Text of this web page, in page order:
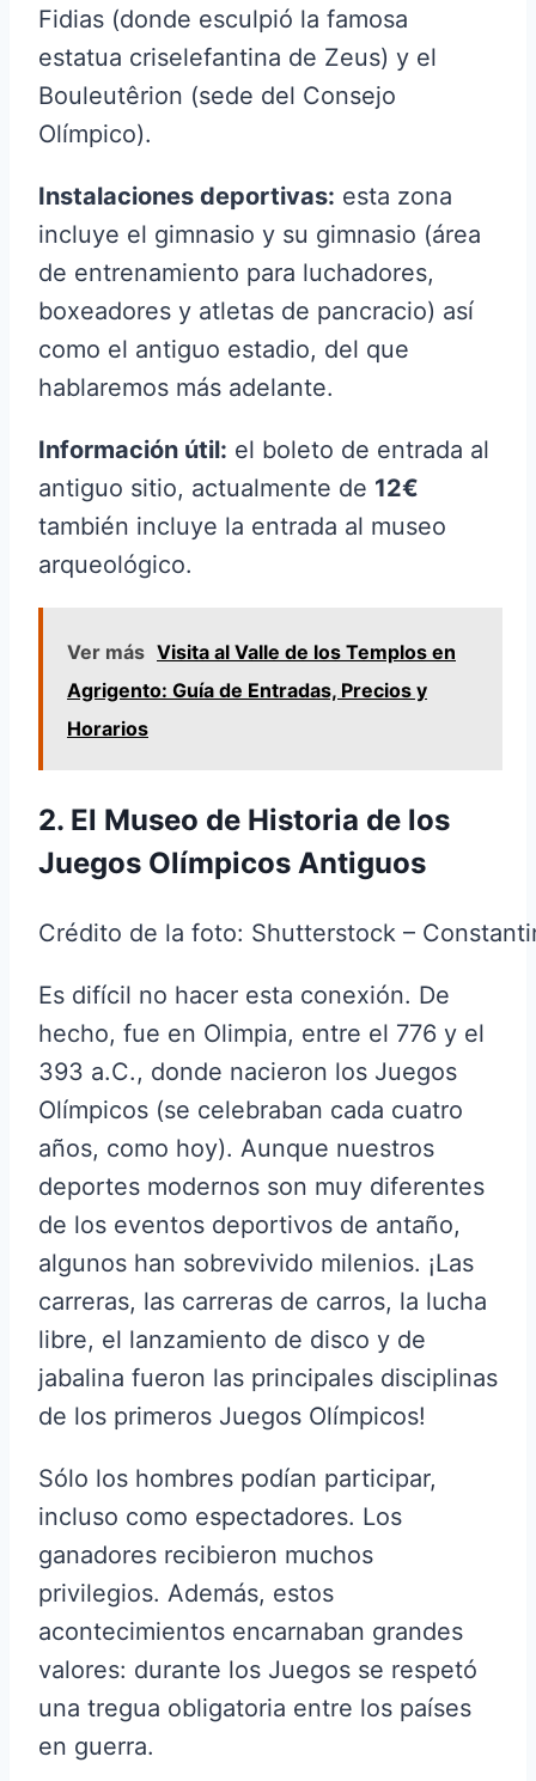
Fidias (donde esculpió la famosa
estatua criselefantina de Zeus) y el
Bouleutêrion (sede del Consejo
Olímpico).
Instalaciones deportivas: esta zona
incluye el gimnasio y su gimnasio (área
de entrenamiento para luchadores,
boxeadores y atletas de pancracio) así
como el antiguo estadio, del que
hablaremos más adelante.
Información útil: el boleto de entrada al
antiguo sitio, actualmente de 12€
también incluye la entrada al museo
arqueológico.
Ver más Visita al Valle de los Templos en
Agrigento: Guía de Entradas, Precios y
Horarios
2. El Museo de Historia de los
Juegos Olímpicos Antiguos
Crédito de la foto: Shutterstock –
Es difícil no hacer esta conexión. De
hecho, fue en Olimpia, entre el 776 y el
393 a.C., donde nacieron los Juegos
Olímpicos (se celebraban cada cuatro
años, como hoy). Aunque nuestros
deportes modernos son muy diferentes
de los eventos deportivos de antaño,
algunos han sobrevivido milenios. ¡Las
carreras, las carreras de carros, la lucha
libre, el lanzamiento de disco y de
jabalina fueron las principales disciplinas
de los primeros Juegos Olímpicos!
Sólo los hombres podían participar,
incluso como espectadores. Los
ganadores recibieron muchos
privilegios. Además, estos
acontecimientos encarnaban grandes
valores: durante los Juegos se respetó
una tregua obligatoria entre los países
en guerra.